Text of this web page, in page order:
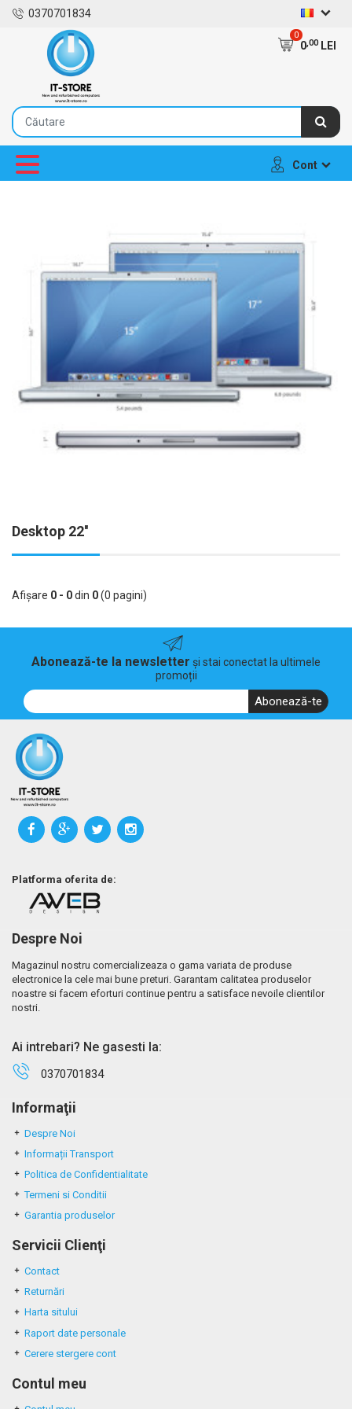
0370701834
0
0,00LEI
Cont
Desktop 22''
Afişare 0 - 0din 0(0 pagini)
Abonează-te la newsletter și stai conectat la ultimele
promoții
Abonează-te
Platforma oferita de:
Despre Noi
Magazinul nostru comercializeaza o gama variata de produse
electronice la cele mai bune preturi. Garantam calitatea produselor
noastre si facem eforturi continue pentru a satisface nevoile clientilor
nostri.
Ai intrebari? Ne gasesti la:
0370701834
Informaţii
Despre Noi
Informații Transport
Politica de Confidentialitate
Termeni si Conditii
Garantia produselor
Servicii Clienţi
Contact
Returnări
Harta sitului
Raport date personale
Cerere stergere cont
Contul meu